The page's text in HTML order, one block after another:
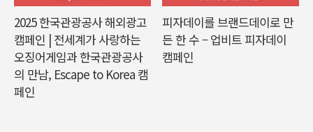
2025 한국관광공사 해외광고
캠페인 | 전세계가 사랑하는
오징어게임과 한국관광공사
의 만남, Escape to Korea 캠
페인
피자데이를 브랜드데이로 만
든 한 수 – 업비트 피자데이
캠페인